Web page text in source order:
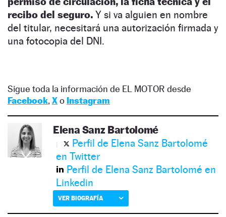
recibo del seguro. Y si va alguien en nombre
del titular, necesitará una autorización firmada y
una fotocopia del DNI.
Sigue toda la información de EL MOTOR desde
Facebook, Xo Instagram
Elena Sanz Bartolomé
Perfil de Elena Sanz Bartolomé
en Twitter
Perfil de Elena Sanz Bartolomé en
Linkedin
VER BIOGRAFÍA